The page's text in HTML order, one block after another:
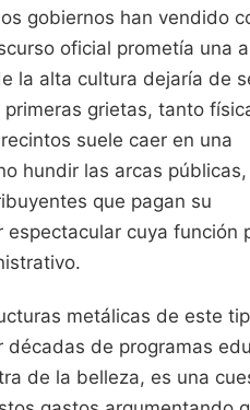
gobiernos han vendido
oficial prometía una
la alta cultura dejaría de
grietas, tanto
suele caer en una
hundir las arcas
que pagan su
cuya función
metálicas de este
de programas
de la belleza, es una